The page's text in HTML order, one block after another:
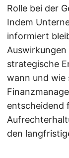
Rolle bei der
Indem
informiert
strategische
wann und wie
entscheidend
den